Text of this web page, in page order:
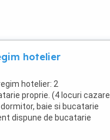
hotelier
hotelier: 2
proprie. (4 locuri cazare
baie si bucatarie
dispune de bucatarie